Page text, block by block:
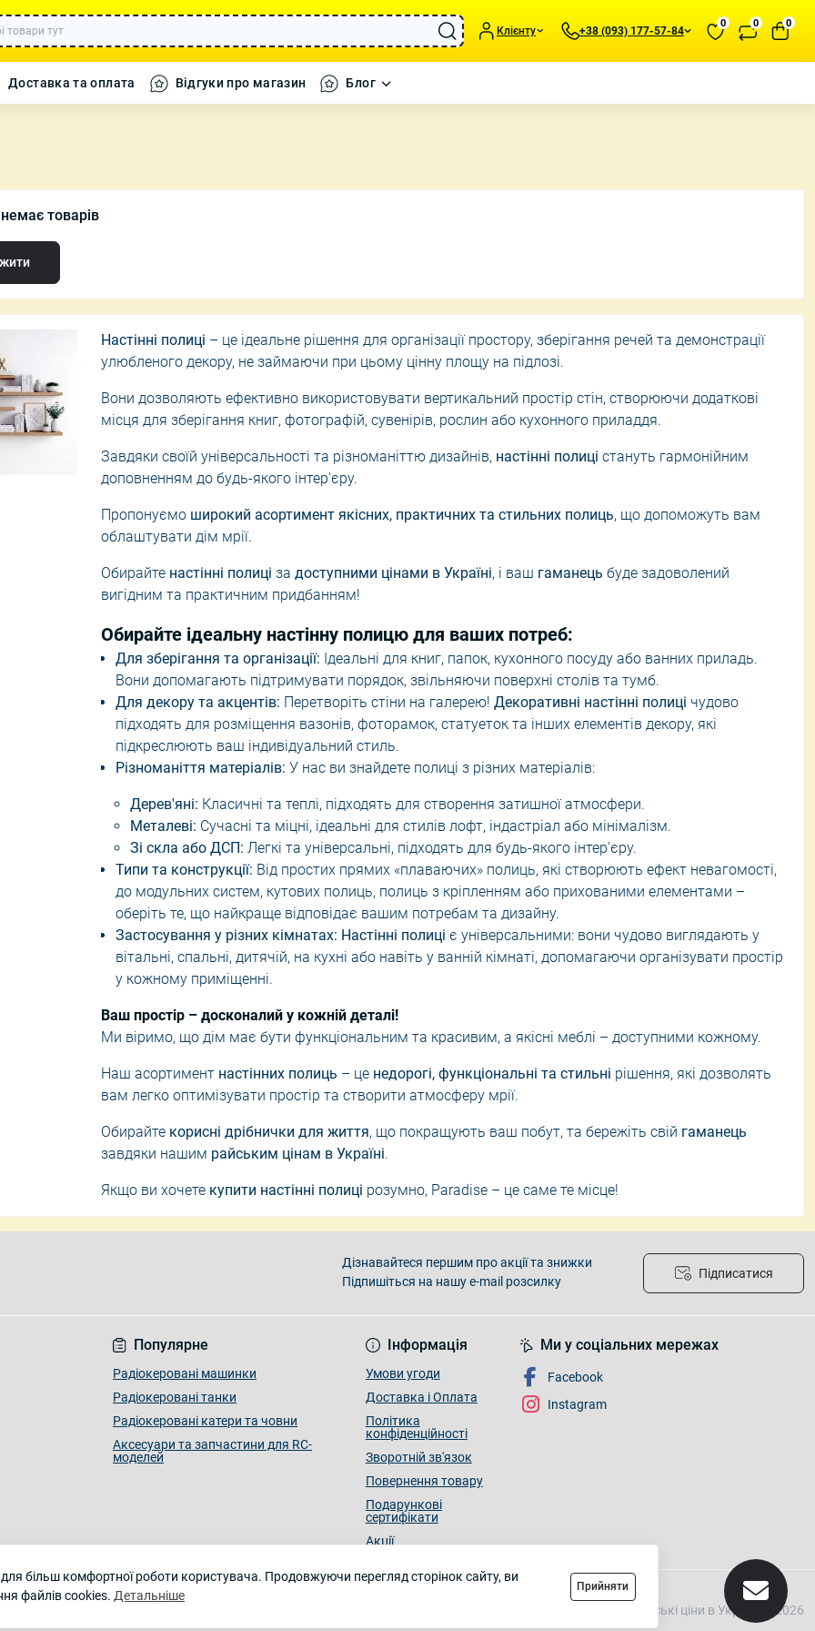
кавомолки
дому
дому
Вази, Свічки та підсвічники
Тримачі для щіток
Шторки для душу
Приліжкові/журнальні столики
Складні стільці
Щітки та швабри
Відпарювачі для одягу
машинки
танки
літаки та
катери та човни
Клієнту +38 (093) 177-57-84
0 0 0
Доставка та оплата Відгуки про магазин Блог
немає товарів
Настінні полиці – це ідеальне рішення для організації простору, зберігання речей та демонстрації
улюбленого декору, не займаючи при цьому цінну площу на підлозі.
Вони дозволяють ефективно використовувати вертикальний простір стін, створюючи додаткові
місця для зберігання книг, фотографій, сувенірів, рослин або кухонного приладдя.
Завдяки своїй універсальності та різноманіттю дизайнів, настінні полиці стануть гармонійним
доповненням до будь-якого інтер'єру.
Пропонуємо широкий асортимент якісних, практичних та стильних полиць, що допоможуть вам
облаштувати дім мрії.
Обирайте настінні полиці за доступними цінами в Україні, і ваш гаманець буде задоволений
вигідним та практичним придбанням!
Обирайте ідеальну настінну полицю для ваших потреб:
Для зберігання та організації: Ідеальні для книг, папок, кухонного посуду або ванних приладь.
Вони допомагають підтримувати порядок, звільняючи поверхні столів та тумб.
Для декору та акцентів: Перетворіть стіни на галерею! Декоративні настінні полиці чудово
підходять для розміщення вазонів, фоторамок, статуеток та інших елементів декору, які
підкреслюють ваш індивідуальний стиль.
Різноманіття матеріалів: У нас ви знайдете полиці з різних матеріалів:
Дерев'яні: Класичні та теплі, підходять для створення затишної атмосфери.
Металеві: Сучасні та міцні, ідеальні для стилів лофт, індастріал або мінімалізм.
Зі скла або ДСП: Легкі та універсальні, підходять для будь-якого інтер'єру.
Типи та конструкції: Від простих прямих «плаваючих» полиць, які створюють ефект невагомості,
до модульних систем, кутових полиць, полиць з кріпленням або прихованими елементами –
оберіть те, що найкраще відповідає вашим потребам та дизайну.
Застосування у різних кімнатах: Настінні полиці є універсальними: вони чудово виглядають у
вітальні, спальні, дитячій, на кухні або навіть у ванній кімнаті, допомагаючи організувати простір
у кожному приміщенні.
Ваш простір – досконалий у кожній деталі!
Ми віримо, що дім має бути функціональним та красивим, а якісні меблі – доступними кожному.
Наш асортимент настінних полиць – це недорогі, функціональні та стильні рішення, які дозволять
вам легко оптимізувати простір та створити атмосферу мрії.
Обирайте корисні дрібнички для життя, що покращують ваш побут, та бережіть свій гаманець
завдяки нашим райським цінам в Україні.
Якщо ви хочете купити настінні полиці розумно, Paradise – це саме те місце!
Дізнавайтеся першим про акції та знижки
Підпишіться на нашу e-mail розсилку
Підписатися
Популярне
Радіокеровані машинки
Радіокеровані танки
Радіокеровані катери та човни
Аксесуари та запчастини для RC-
моделей
Інформація
Умови угоди
Доставка і Оплата
Політика
конфіденційності
Зворотній зв'язок
Повернення товару
Подарункові
сертифікати
Акції
Ми у соціальних мережах
Facebook
Instagram
Райські ціни в Україні © 2026
більш комфортної роботи користувача. Продовжуючи перегляд сторінок сайту, ви
файлів cookies. Детальніше
Прийняти